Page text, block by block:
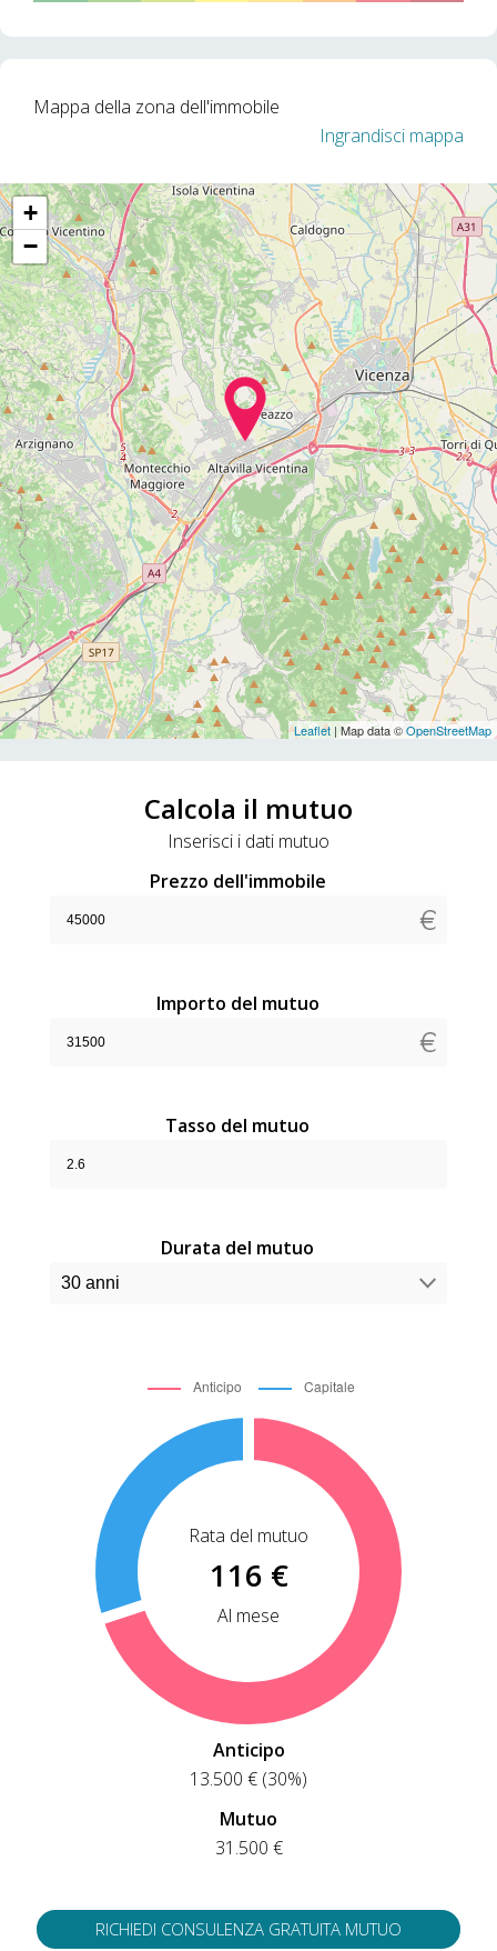
Mappa della zona dell'immobile
Ingrandisci mappa
+
−
Leaflet | Map data ©OpenStreetMap
Calcola il mutuo
Inserisci i dati mutuo
Prezzo dell'immobile
Importo del mutuo
Tasso del mutuo
Durata del mutuo
Rata del mutuo
116 €
Al mese
Anticipo
13.500 € (30%)
Mutuo
31.500 €
RICHIEDI CONSULENZA GRATUITA MUTUO